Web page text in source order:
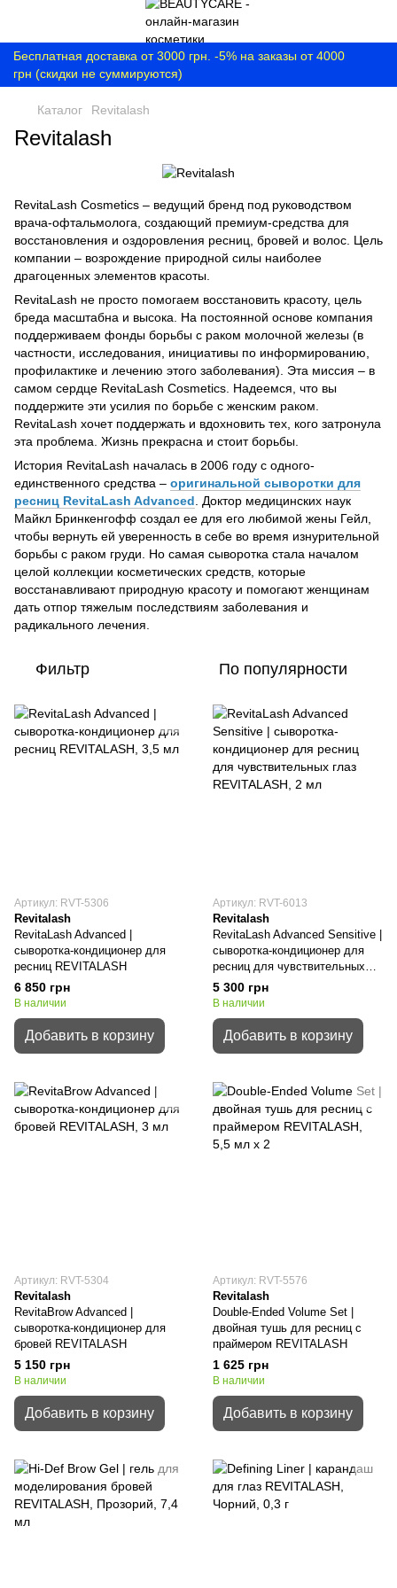
Бесплатная доставка от 3000 грн. -5% на заказы от 4000
грн (скидки не суммируются)
Каталог Revitalash
Revitalash
RevitaLash Cosmetics – ведущий бренд под руководством
врача-офтальмолога, создающий премиум-средства для
восстановления и оздоровления ресниц, бровей и волос. Цель
компании – возрождение природной силы наиболее
драгоценных элементов красоты.
RevitaLash не просто помогаем восстановить красоту, цель
бреда масштабна и высока. На постоянной основе компания
поддерживаем фонды борьбы с раком молочной железы (в
частности, исследования, инициативы по информированию,
профилактике и лечению этого заболевания). Эта миссия – в
самом сердце RevitaLash Cosmetics. Надеемся, что вы
поддержите эти усилия по борьбе с женским раком.
RevitaLash хочет поддержать и вдохновить тех, кого затронула
эта проблема. Жизнь прекрасна и стоит борьбы.
История RevitaLash началась в 2006 году с одного-
единственного средства – оригинальной сыворотки для
ресниц RevitaLash Advanced. Доктор медицинских наук
Майкл Бринкенгофф создал ее для его любимой жены Гейл,
чтобы вернуть ей уверенность в себе во время изнурительной
борьбы с раком груди. Но самая сыворотка стала началом
целой коллекции косметических средств, которые
восстанавливают природную красоту и помогают женщинам
дать отпор тяжелым последствиям заболевания и
радикального лечения.
Фильтр По популярности
Артикул: RVT-5306
Revitalash
RevitaLash Advanced |
сыворотка-кондиционер для
ресниц REVITALASH
6 850 грн
В наличии
Добавить в корзину
Артикул: RVT-6013
Revitalash
RevitaLash Advanced Sensitive |
сыворотка-кондиционер для
ресниц для чувствительных
глаз REVITALASH
5 300 грн
В наличии
Добавить в корзину
Артикул: RVT-5304
Revitalash
RevitaBrow Advanced |
сыворотка-кондиционер для
бровей REVITALASH
5 150 грн
В наличии
Добавить в корзину
Артикул: RVT-5576
Revitalash
Double-Ended Volume Set |
двойная тушь для ресниц с
праймером REVITALASH
1 625 грн
В наличии
Добавить в корзину